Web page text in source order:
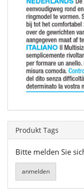
Produkt Tags
Bitte melden Sie